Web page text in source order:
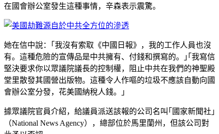
在國會辦公室發生這種事情，辛森表示震驚。
她在信中說：｢我沒有索取《中國日報》，我的工作人員也沒
有。這種危險的宣傳品是中共擁有、付錢和撰寫的。｣｢我寫信
堅決要求你以眾議院議長的控制權，阻止中共在我們的神聖殿
堂里散發其國營出版物。這種令人作嘔的垃圾不應該自動向國
會辦公室分發，花美國納稅人錢。｣
據眾議院官員介紹，給議員派送該報的公司名叫｢國家新聞社｣
（National News Agency），總部位於馬里蘭州，但該公司對